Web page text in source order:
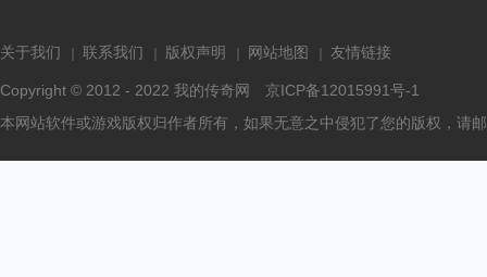
关于我们 联系我们 版权声明 网站地图 友情链接
Copyright © 2012 - 2022 我的传奇网
京ICP备12015991号-1
本网站软件或游戏版权归作者所有，如果无意之中侵犯了您的版权，请